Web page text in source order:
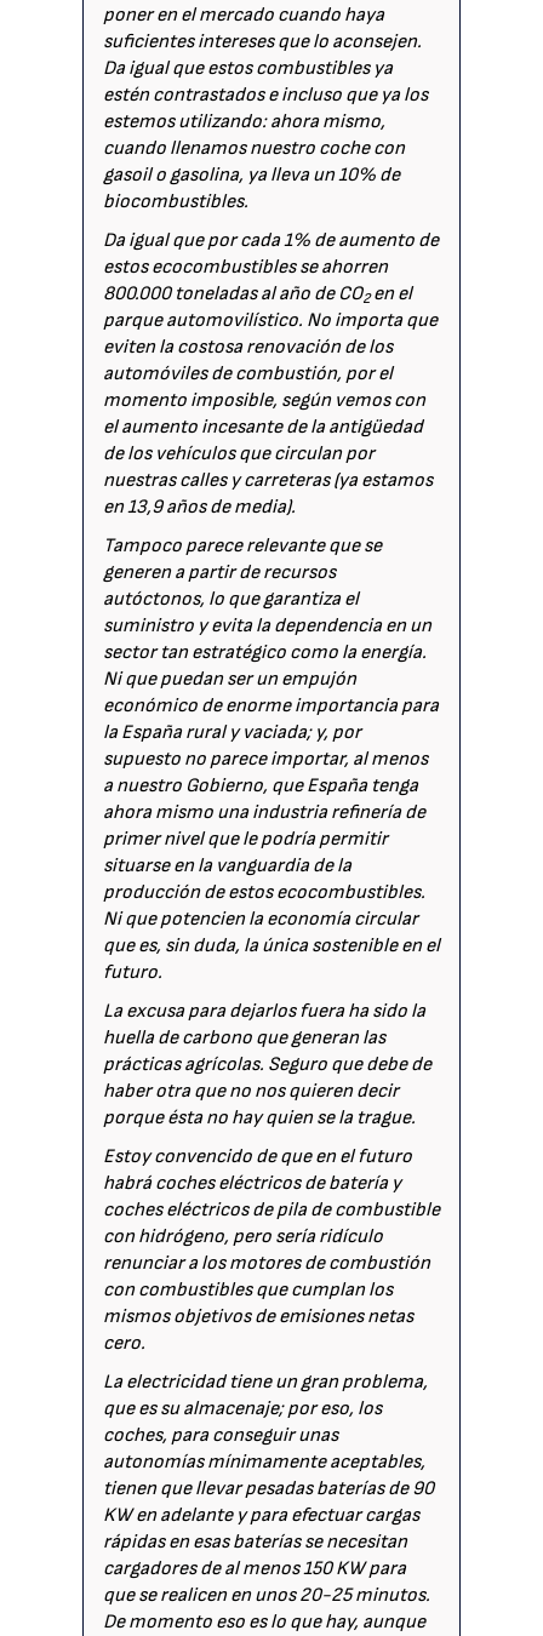
poner en el mercado cuando haya
suficientes intereses que lo aconsejen.
Da igual que estos combustibles ya
estén contrastados e incluso que ya los
estemos utilizando: ahora mismo,
cuando llenamos nuestro coche con
gasoil o gasolina, ya lleva un 10% de
biocombustibles.
Da igual que por cada 1% de aumento de
estos ecocombustibles se ahorren
800.000 toneladas al año de CO2en el
parque automovilístico. No importa que
eviten la costosa renovación de los
automóviles de combustión, por el
momento imposible, según vemos con
el aumento incesante de la antigüedad
de los vehículos que circulan por
nuestras calles y carreteras (ya estamos
en 13,9 años de media).
Tampoco parece relevante que se
generen a partir de recursos
autóctonos, lo que garantiza el
suministro y evita la dependencia en un
sector tan estratégico como la energía.
Ni que puedan ser un empujón
económico de enorme importancia para
la España rural y vaciada; y, por
supuesto no parece importar, al menos
a nuestro Gobierno, que España tenga
ahora mismo una industria refinería de
primer nivel que le podría permitir
situarse en la vanguardia de la
producción de estos ecocombustibles.
Ni que potencien la economía circular
que es, sin duda, la única sostenible en el
futuro.
La excusa para dejarlos fuera ha sido la
huella de carbono que generan las
prácticas agrícolas. Seguro que debe de
haber otra que no nos quieren decir
porque ésta no hay quien se la trague.
Estoy convencido de que en el futuro
habrá coches eléctricos de batería y
coches eléctricos de pila de combustible
con hidrógeno, pero sería ridículo
renunciar a los motores de combustión
con combustibles que cumplan los
mismos objetivos de emisiones netas
cero.
La electricidad tiene un gran problema,
que es su almacenaje; por eso, los
coches, para conseguir unas
autonomías mínimamente aceptables,
tienen que llevar pesadas baterías de 90
KW en adelante y para efectuar cargas
rápidas en esas baterías se necesitan
cargadores de al menos 150 KW para
que se realicen en unos 20-25 minutos.
De momento eso es lo que hay, aunque